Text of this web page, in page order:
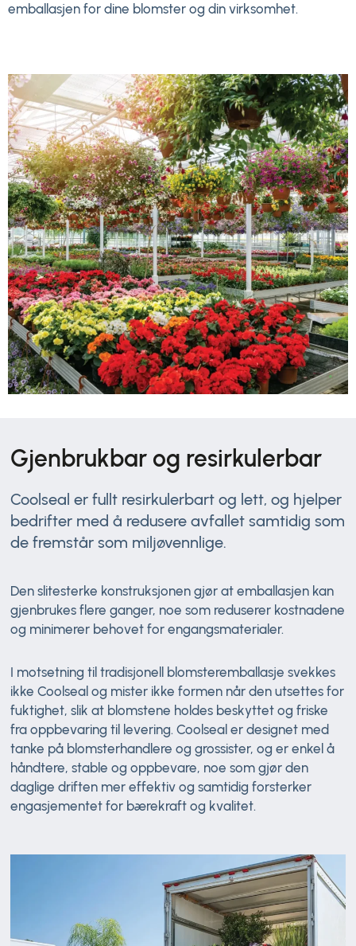
emballasjen for dine blomster og din virksomhet.
Gjenbrukbar og resirkulerbar
Coolseal er fullt resirkulerbart og lett, og hjelper
bedrifter med å redusere avfallet samtidig som
de fremstår som miljøvennlige.
Den slitesterke konstruksjonen gjør at emballasjen kan
gjenbrukes flere ganger, noe som reduserer kostnadene
og minimerer behovet for engangsmaterialer.
I motsetning til tradisjonell blomsteremballasje svekkes
ikke Coolseal og mister ikke formen når den utsettes for
fuktighet, slik at blomstene holdes beskyttet og friske
fra oppbevaring til levering. Coolseal er designet med
tanke på blomsterhandlere og grossister, og er enkel å
håndtere, stable og oppbevare, noe som gjør den
daglige driften mer effektiv og samtidig forsterker
engasjementet for bærekraft og kvalitet.